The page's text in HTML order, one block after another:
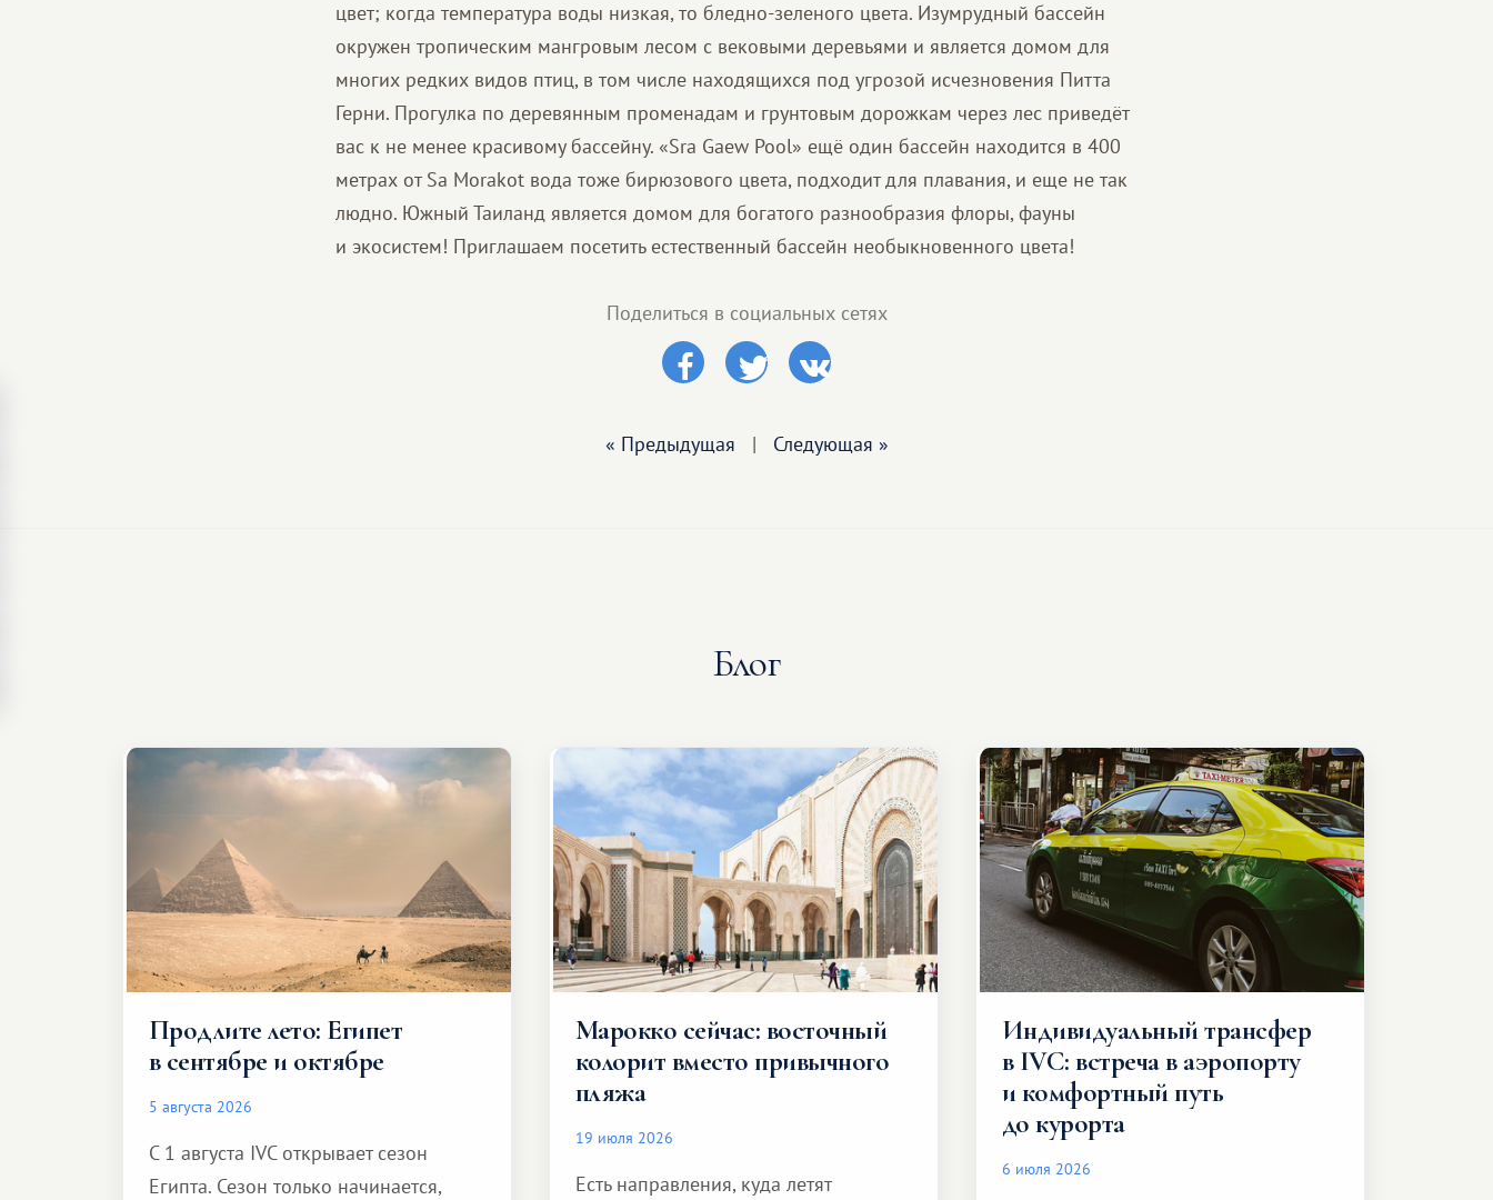
цвет; когда температура воды низкая, то бледно-зеленого цвета. Изумрудный бассейн
окружен тропическим мангровым лесом с вековыми деревьями и является домом для
многих редких видов птиц, в том числе находящихся под угрозой исчезновения Питта
Герни. Прогулка по деревянным променадам и грунтовым дорожкам через лес приведёт
вас к не менее красивому бассейну. «Sra Gaew Pool» ещё один бассейн находится в 400
метрах от Sa Morakot вода тоже бирюзового цвета, подходит для плавания, и еще не так
людно. Южный Таиланд является домом для богатого разнообразия флоры, фауны
и экосистем! Приглашаем посетить естественный бассейн необыкновенного цвета!
Поделиться в социальных сетях
« Предыдущая | Следующая »
Блог
Продлите лето: Египет
в сентябре и октябре
5 августа 2026
С 1 августа IVC открывает сезон
Египта. Сезон только начинается,
Марокко сейчас: восточный
колорит вместо привычного
пляжа
19 июля 2026
Есть направления, куда летят
Индивидуальный трансфер
в IVC: встреча в аэропорту
и комфортный путь
до курорта
6 июля 2026